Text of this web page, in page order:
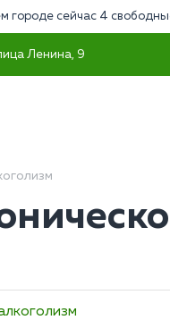
городе сейчас 4
Ленина, 9